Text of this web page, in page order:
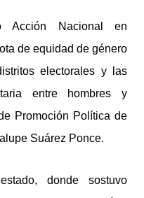
Acción Nacional en
de equidad de género
electorales y las
entre hombres y
Promoción Política de
Suárez Ponce.
donde sostuvo